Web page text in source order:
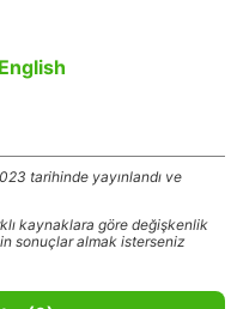
tarihinde yayınlandı ve
kaynaklara göre değişkenlik
sonuçlar almak isterseniz